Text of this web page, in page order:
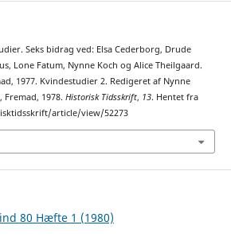
Seks bidrag ved: Elsa Cederborg, Drude
Lone Fatum, Nynne Koch og Alice Theilgaard.
1977. Kvindestudier 2. Redigeret af Nynne
Fremad, 1978. Historisk Tidsskrift, 13. Hentet fra
article/view/52273
80 Hæfte 1 (1980)